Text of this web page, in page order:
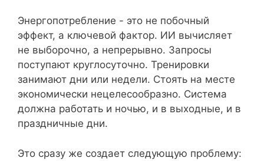
Энергопотребление - это не побочный
эффект, а ключевой фактор. ИИ вычисляет
не выборочно, а непрерывно. Запросы
поступают круглосуточно. Тренировки
занимают дни или недели. Стоять на месте
экономически нецелесообразно. Система
должна работать и ночью, и в выходные, и в
праздничные дни.
Это сразу же создает следующую проблему: